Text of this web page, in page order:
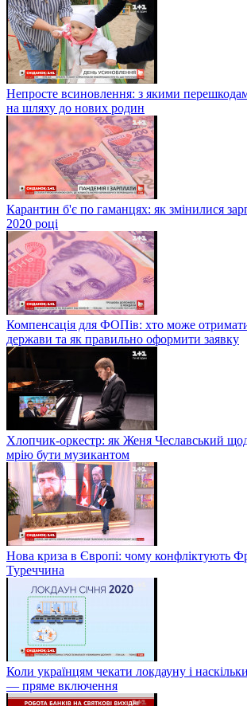
Непросте всиновлення: з якими
на шляху до нових родин
Карантин б'є по гаманцях: як змінилися
2020 році
Компенсація для ФОПів: хто може
держави та як правильно оформити заявку
Хлопчик-оркестр: як Женя Чеславський
мрію бути музикантом
Нова криза в Європі: чому конфліктують
Туреччина
Коли українцям чекати локдауну і
— пряме включення